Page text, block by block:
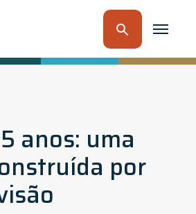
anos: uma
por